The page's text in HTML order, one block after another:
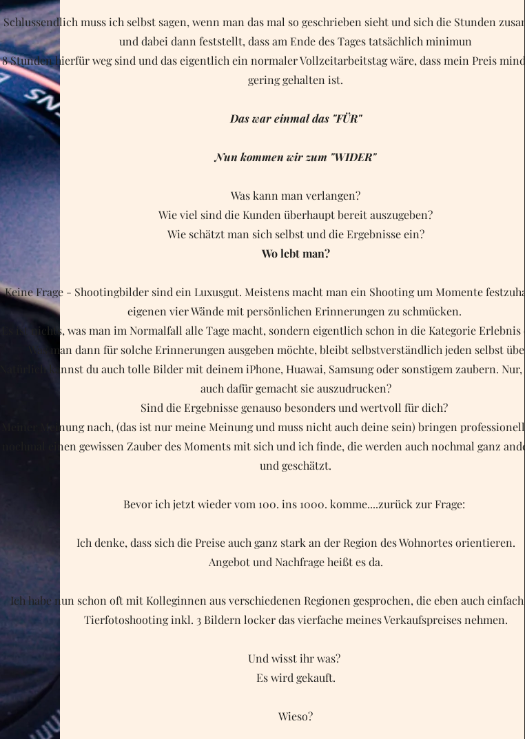
Schlussendlich muss ich selbst sagen, wenn man das mal so geschrieben sieht und sich die Stunden
und dabei dann feststellt, dass am Ende des Tages tatsächlich minimun
8 Stunden hierfür weg sind und das eigentlich ein normaler Vollzeitarbeitstag wäre, dass mein Preis
gering gehalten ist.
Das war einmal das "FÜR"
Nun kommen wir zum "WIDER"
Was kann man verlangen?
Wie viel sind die Kunden überhaupt bereit auszugeben?
Wie schätzt man sich selbst und die Ergebnisse ein?
Wo lebt man?
Keine Frage - Shootingbilder sind ein Luxusgut. Meistens macht man ein Shooting um Momente
eigenen vier Wände mit persönlichen Erinnerungen zu schmücken.
Es ist nichts, was man im Normalfall alle Tage macht, sondern eigentlich schon in die Kategorie
Was man dann für solche Erinnerungen ausgeben möchte, bleibt selbstverständlich jeden selbst
Natürlich kannst du auch tolle Bilder mit deinem iPhone, Huawai, Samsung oder sonstigem zaubern.
auch dafür gemacht sie auszudrucken?
Sind die Ergebnisse genauso besonders und wertvoll für dich?
Meiner Meinung nach, (das ist nur meine Meinung und muss nicht auch deine sein) bringen
nochmal einen gewissen Zauber des Moments mit sich und ich finde, die werden auch nochmal ganz
und geschätzt.
Bevor ich jetzt wieder vom 100. ins 1000. komme....zurück zur Frage:
Ich denke, dass sich die Preise auch ganz stark an der Region des Wohnortes orientieren.
Angebot und Nachfrage heißt es da.
Ich habe nun schon oft mit Kolleginnen aus verschiedenen Regionen gesprochen, die eben auch
Tierfotoshooting inkl. 3 Bildern locker das vierfache meines Verkaufspreises nehmen.
Und wisst ihr was?
Es wird gekauft.
Wieso?